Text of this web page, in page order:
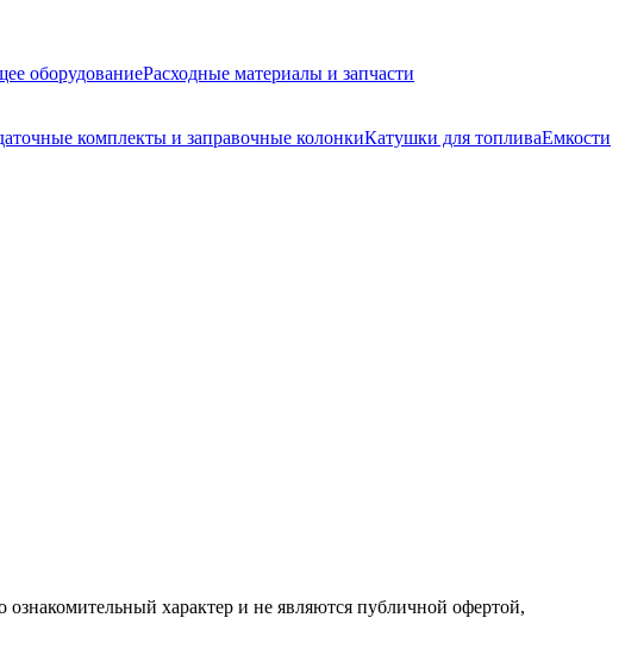
оборудованиеРасходные материалы и запчасти
комплекты и заправочные колонкиКатушки для топливаЕмкости
характер и не являются публичной офертой,